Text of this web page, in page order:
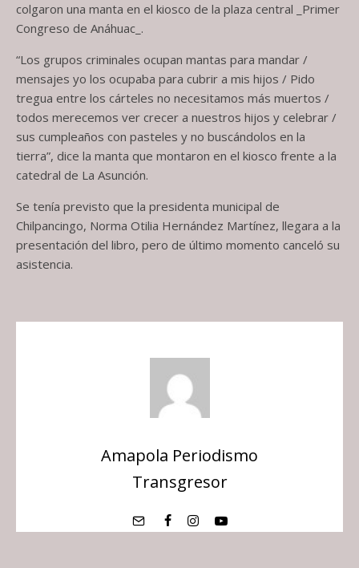
colgaron una manta en el kiosco de la plaza central _Primer
Congreso de Anáhuac_.
“Los grupos criminales ocupan mantas para mandar /
mensajes yo los ocupaba para cubrir a mis hijos / Pido
tregua entre los cárteles no necesitamos más muertos /
todos merecemos ver crecer a nuestros hijos y celebrar /
sus cumpleaños con pasteles y no buscándolos en la
tierra”, dice la manta que montaron en el kiosco frente a la
catedral de La Asunción.
Se tenía previsto que la presidenta municipal de
Chilpancingo, Norma Otilia Hernández Martínez, llegara a la
presentación del libro, pero de último momento canceló su
asistencia.
Amapola Periodismo
Transgresor